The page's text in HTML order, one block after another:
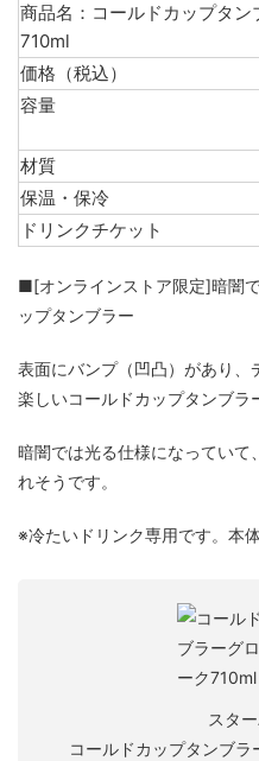
商品名：コールドカップタ
710ml
価格（税込）
容量
材質
保温・保冷
ドリンクチケット
■[オンラインストア限定]暗闇
ップタンブラー
表面にバンプ（凹凸）があり、
楽しいコールドカップタンブラ
暗闇では光る仕様になっていて
れそうです。
※冷たいドリンク専用です。本
スタ
コールドカップタンブ